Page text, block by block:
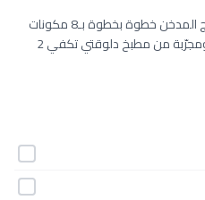
طريقة عمل شوربة الحمص مع الدجاج المدخن خطوة بخطوة بـ8 مكونات
وفي 10 دقائق فقط. وصفة سهلة ومجرّبة من مطبخ دلوقتي تكفي 2